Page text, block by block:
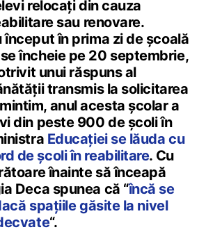
relocați din cauza
sau renovare.
început în prima zi de școală
încheie pe 20 septembrie,
unui răspuns al
transmis la solicitarea
anul acesta școlar a
din peste 900 de școli în
Educației se lăuda cu
de școli în reabilitare. Cu
înainte să înceapă
Deca spunea că “încă se
spațiile găsite la nivel
“.